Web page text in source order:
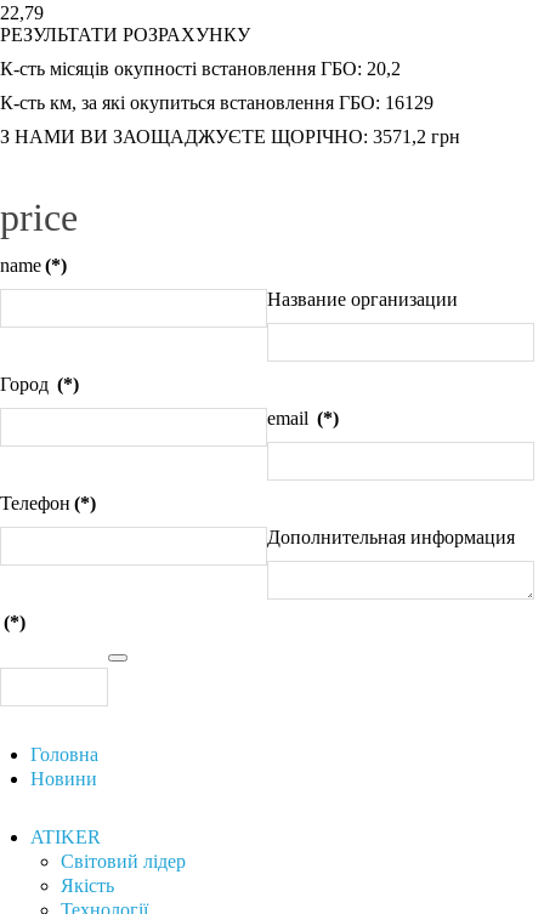
22,79
РЕЗУЛЬТАТИ РОЗРАХУНКУ
К-сть місяців окупності встановлення ГБО: 20,2
К-сть км, за які окупиться встановлення ГБО: 16129
З НАМИ ВИ ЗАОЩАДЖУЄТЕ ЩОРІЧНО: 3571,2 грн
price
name(*)
Название организации
Город (*)
email (*)
Телефон (*)
Дополнительная информация
(*)
Головна
Новини
ATIKER
Світовий лідер
Якість
Технології